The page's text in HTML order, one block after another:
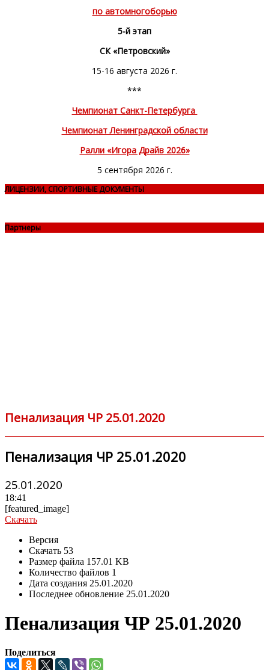
по автомногоборью
5-й этап
СК «Петровский»
15-16 августа 2026 г.
***
Чемпионат Санкт-Петербурга
Чемпионат Ленинградской области
Ралли «Игора Драйв 2026»
5 сентября 2026 г.
ЛИЦЕНЗИИ, СПОРТИВНЫЕ ДОКУМЕНТЫ
Партнеры
Пенализация ЧР 25.01.2020
Пенализация ЧР 25.01.2020
25.01.2020
18:41
[featured_image]
Скачать
Версия
Скачать 53
Размер файла 157.01 KB
Количество файлов 1
Дата создания 25.01.2020
Последнее обновление 25.01.2020
Пенализация ЧР 25.01.2020
Поделиться